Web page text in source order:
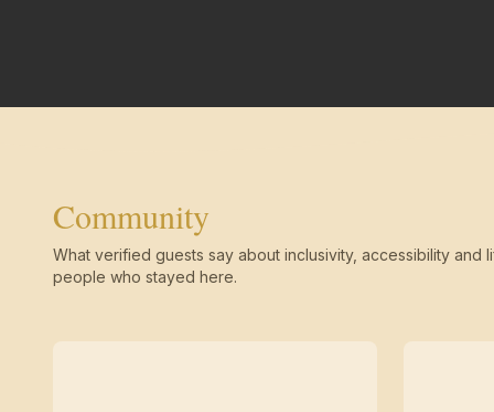
Community
What verified guests say about inclusivity, accessibility and
people who stayed here.